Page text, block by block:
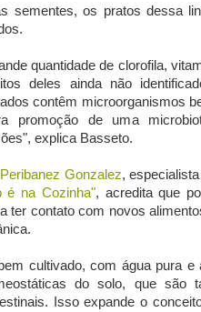
sementes, os pratos dessa
quantidade de clorofila,
deles ainda não
contêm microorganismos
promoção de uma
explica Basseto.
Gonzalez,
é na Cozinha", acredita que
ter contato com novos
cultivado, com água pura e
do solo, que são
Isso expande o